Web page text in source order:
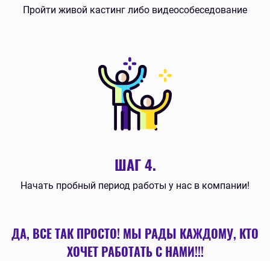
Пройти живой кастинг либо видеособеседование
ШАГ 4.
Начать пробный период работы у нас в компании!
ДА, ВСЕ ТАК ПРОСТО! МЫ РАДЫ КАЖДОМУ, КТО
ХОЧЕТ РАБОТАТЬ С НАМИ!!!